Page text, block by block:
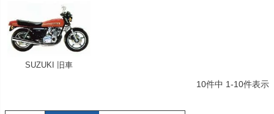
SUZUKI 旧車
10件中 1-10件表示